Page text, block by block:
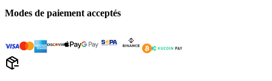
Modes de paiement acceptés